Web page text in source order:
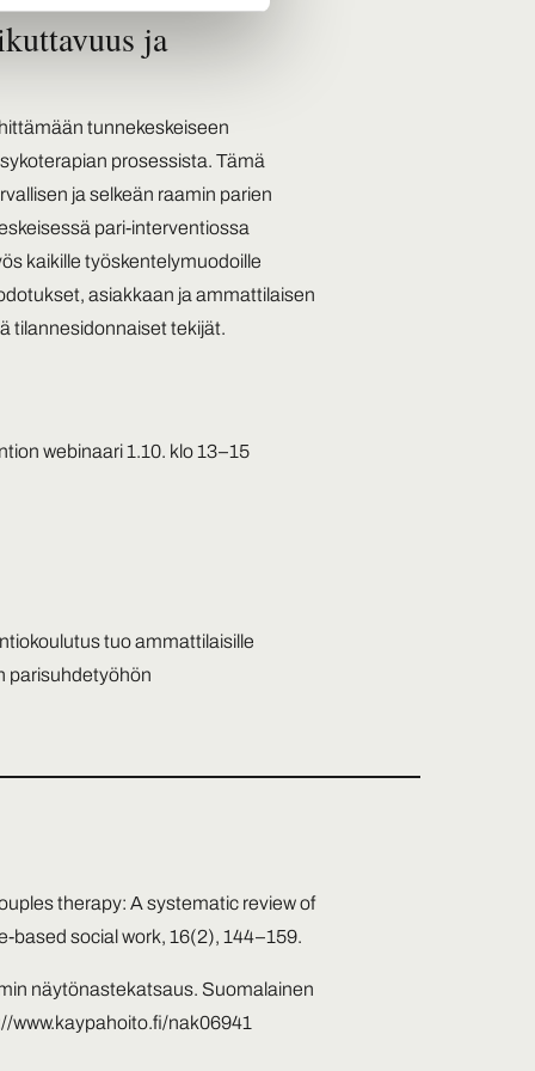
ja
tunnekeskeiseen
prosessista. Tämä
ja selkeän raamin parien
pari-interventiossa
kaikille työskentelymuodoille
asiakkaan ja ammattilaisen
tilannesidonnaiset tekijät.
webinaari 1.10. klo 13–15
tuo ammattilaisille
parisuhdetyöhön
therapy: A systematic review of
based social work, 16(2), 144–159.
näytönastekatsaus. Suomalainen
www.kaypahoito.fi/nak06941